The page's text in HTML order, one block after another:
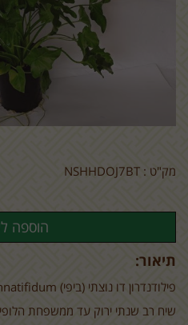
מק"ט : NSHHDOJ7BT
תיאור:
פילודנדרון דו נוצתי (ביפי)
שיח רב שנתי ירוק עד ממשפחת